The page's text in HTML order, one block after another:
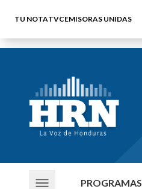
TU NOTATVCEMISORAS UNIDAS
PROGRAMAS